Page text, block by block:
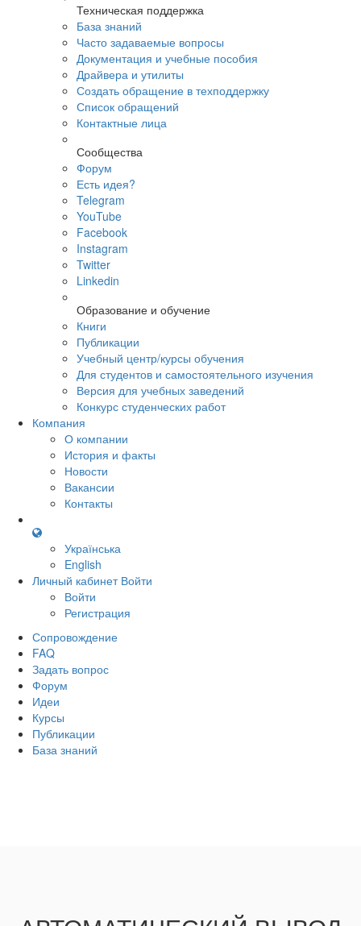
Техническая поддержка
База знаний
Часто задаваемые вопросы
Документация и учебные пособия
Драйвера и утилиты
Создать обращение в техподдержку
Список обращений
Контактные лица
Сообщества
Форум
Есть идея?
Telegram
YouTube
Facebook
Instagram
Twitter
Linkedin
Образование и обучение
Книги
Публикации
Учебный центр/курсы обучения
Для студентов и самостоятельного изучения
Версия для учебных заведений
Конкурс студенческих работ
Компания
О компании
История и факты
Новости
Вакансии
Контакты
Українська
English
Личный кабинет Войти
Войти
Регистрация
Сопровождение
FAQ
Задать вопрос
Форум
Идеи
Курсы
Публикации
База знаний